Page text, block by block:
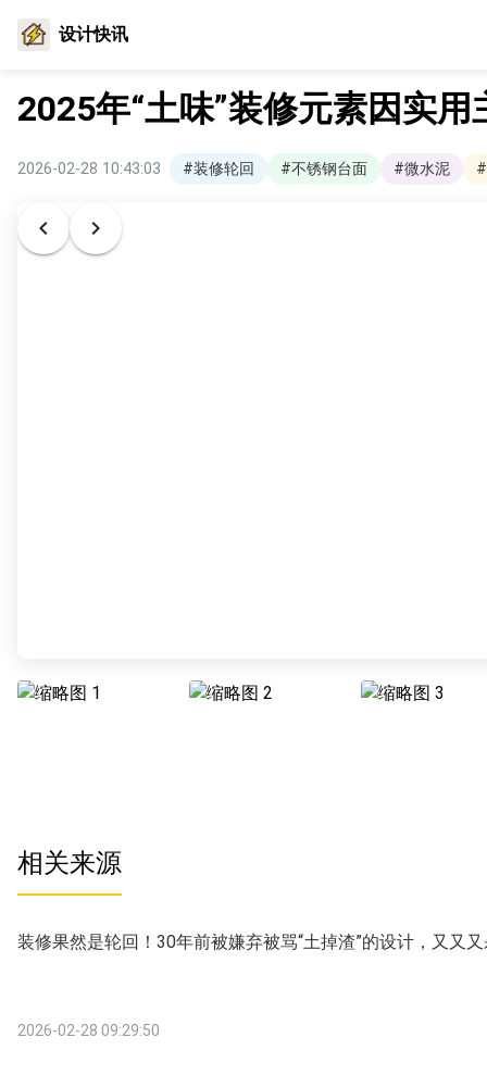
设计快讯
2025年“土味”装修元素因实
2026-02-28 10:43:03 #装修轮回 #不锈钢台面 #微水泥
相关来源
装修果然是轮回！30年前被嫌弃被骂“土掉渣”的设计，又又
2026-02-28 09:29:50